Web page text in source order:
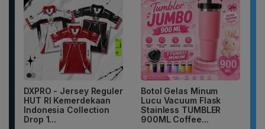
DXPRO - Jersey Reguler
HUT RI Kemerdekaan
Indonesia Collection
Drop 1...
Botol Gelas Minum
Lucu Vacuum Flask
Stainless TUMBLER
900ML Coffee...